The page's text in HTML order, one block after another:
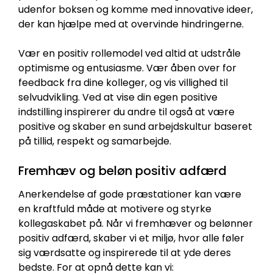
udenfor boksen og komme med innovative ideer,
der kan hjælpe med at overvinde hindringerne.
Vær en positiv rollemodel ved altid at udstråle
optimisme og entusiasme. Vær åben over for
feedback fra dine kolleger, og vis villighed til
selvudvikling. Ved at vise din egen positive
indstilling inspirerer du andre til også at være
positive og skaber en sund arbejdskultur baseret
på tillid, respekt og samarbejde.
Fremhæv og beløn positiv adfærd
Anerkendelse af gode præstationer kan være
en kraftfuld måde at motivere og styrke
kollegaskabet på. Når vi fremhæver og belønner
positiv adfærd, skaber vi et miljø, hvor alle føler
sig værdsatte og inspirerede til at yde deres
bedste. For at opnå dette kan vi: